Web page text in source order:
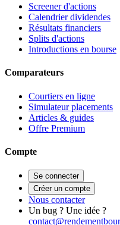
Screener d'actions
Calendrier dividendes
Résultats financiers
Splits d'actions
Introductions en bourse
Comparateurs
Courtiers en ligne
Simulateur placements
Articles & guides
Offre Premium
Compte
Se connecter
Créer un compte
Nous contacter
Un bug ? Une idée ?